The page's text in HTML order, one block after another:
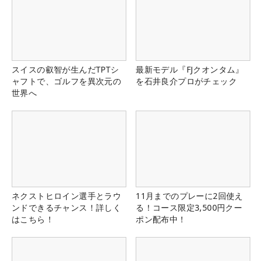
スイスの叡智が生んだTPTシ
ャフトで、ゴルフを異次元の
世界へ
最新モデル『FJクオンタム』
を石井良介プロがチェック
ネクストヒロイン選手とラウ
ンドできるチャンス！詳しく
はこちら！
11月までのプレーに2回使え
る！コース限定3,500円クー
ポン配布中！